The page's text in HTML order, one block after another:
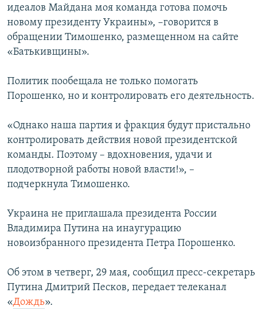
идеалов Майдана моя команда готова помочь
новому президенту Украины», –говорится в
обращении Тимошенко, размещенном на сайте
«Батькивщины».
Политик пообещала не только помогать
Порошенко, но и контролировать его деятельность.
«Однако наша партия и фракция будут пристально
контролировать действия новой президентской
команды. Поэтому – вдохновения, удачи и
плодотворной работы новой власти!», –
подчеркнула Тимошенко.
Украина не приглашала президента России
Владимира Путина на инаугурацию
новоизбранного президента Петра Порошенко.
Об этом в четверг, 29 мая, сообщил пресс-секретарь
Путина Дмитрий Песков, передает телеканал
«Дождь».